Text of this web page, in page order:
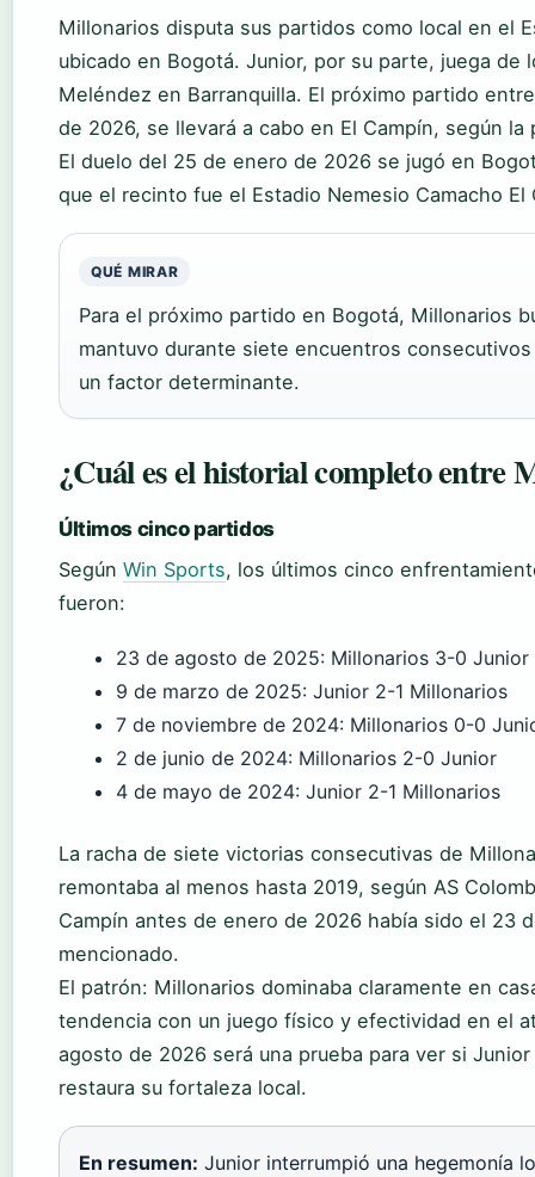
Millonarios disputa sus partidos como local en el
ubicado en Bogotá. Junior, por su parte, juega
Meléndez en Barranquilla. El próximo partido
de 2026, se llevará a cabo en El Campín, según la
El duelo del 25 de enero de 2026 se jugó en
que el recinto fue el Estadio Nemesio Camacho El
QUÉ MIRAR
Para el próximo partido en Bogotá, Millonarios
mantuvo durante siete encuentros
un factor determinante.
¿Cuál es el historial completo entre
Últimos cinco partidos
Según Win Sports, los últimos cinco
fueron:
23 de agosto de 2025: Millonarios 3-0 Junior
9 de marzo de 2025: Junior 2-1 Millonarios
7 de noviembre de 2024: Millonarios 0-0
2 de junio de 2024: Millonarios 2-0 Junior
4 de mayo de 2024: Junior 2-1 Millonarios
La racha de siete victorias consecutivas de
remontaba al menos hasta 2019, según AS
Campín antes de enero de 2026 había sido el 23
mencionado.
El patrón: Millonarios dominaba claramente en
tendencia con un juego físico y efectividad en el
agosto de 2026 será una prueba para ver si
restaura su fortaleza local.
En resumen: Junior interrumpió una hegemonía